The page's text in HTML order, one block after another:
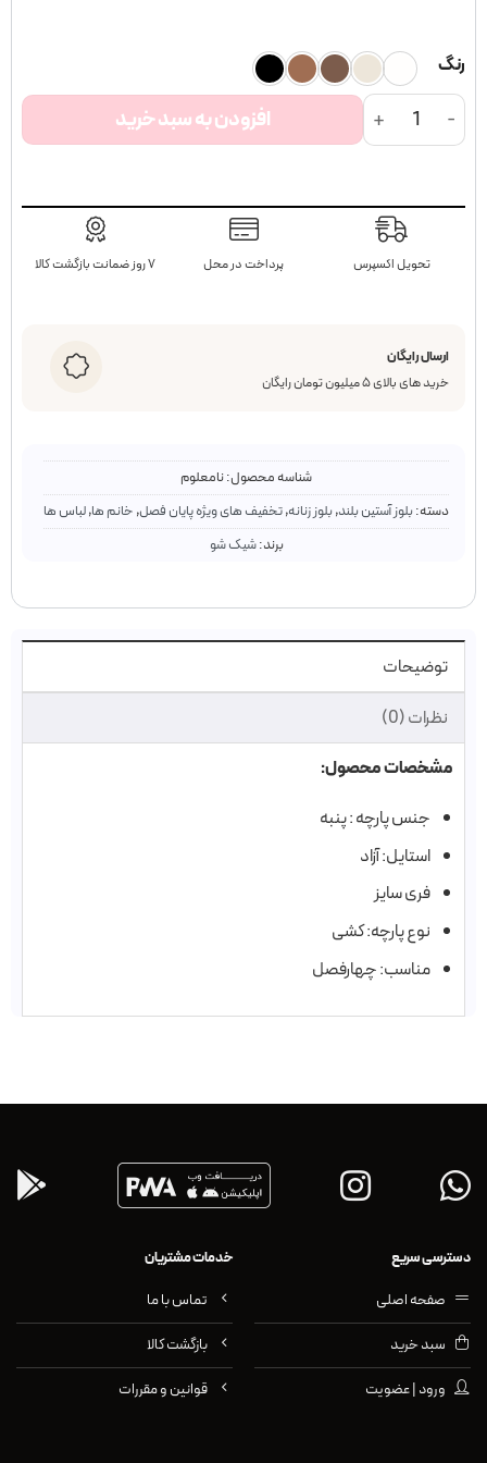
رنگ
کراپ آستین بلند Teddy عدد افزودن به سبد خرید
تحویل اکسپرس پرداخت در محل ۷ روز ضمانت بازگشت کالا
ارسال رایگان
خرید های بالای ۵ میلیون تومان رایگان
شناسه محصول:نامعلوم
دسته:بلوز آستین بلند,بلوز زنانه,تخفیف های ویژه پایان فصل, خانم ها,لباس ها
برند:شیک شو
توضیحات
نظرات (0)
مشخصات محصول:
جنس پارچه :‌ پنبه
استایل: آزاد
فری سایز
نوع پارچه: کشی
مناسب: چهارفصل
دسترسی سریع
صفحه اصلی
سبد خرید
ورود | عضویت
خدمات مشتریان
تماس با ما
بازگشت کالا
قوانین و مقررات